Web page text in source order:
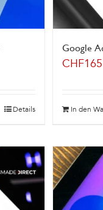
Details
Google
CHF
In den